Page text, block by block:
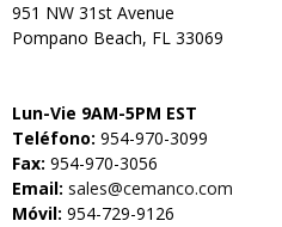
951 NW 31st Avenue
Pompano Beach, FL 33069
Lun-Vie 9AM-5PM EST
Teléfono: 954-970-3099
Fax: 954-970-3056
Email: sales@cemanco.com
Móvil: 954-729-9126